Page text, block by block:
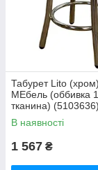
Табурет Lito
МЕбель (оббивка 1
тканина) (5103636)
В наявності
1 567 ₴